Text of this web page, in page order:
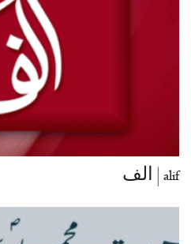
alif | الف